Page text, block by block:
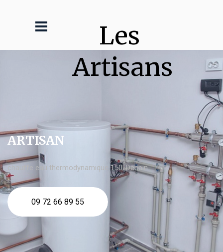
Les
Artisans
ARTISAN
chauffe eau thermodynamique 150l Denain
09 72 66 89 55